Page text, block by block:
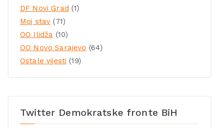
DF Novi Grad (1)
Moj stav (71)
OO Ilidža (10)
OO Novo Sarajevo (64)
Ostale vijesti (19)
Twitter Demokratske fronte BiH